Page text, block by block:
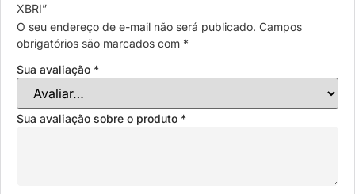
XBRI”
O seu endereço de e-mail não será publicado. Campos
obrigatórios são marcados com *
Sua avaliação *
Sua avaliação sobre o produto *